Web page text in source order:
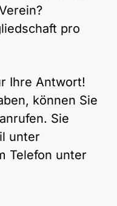
pro
Ihre Antwort!
können Sie
Sie
unter
Telefon unter